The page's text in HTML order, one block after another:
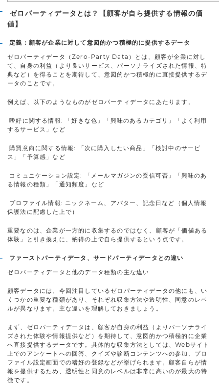
ゼロパーティデータとは？【顧客が自ら提供する情報の価
値】
定義：顧客が企業に対して意図的かつ積極的に提供するデータ
ゼロパーティデータ（Zero-Party Data）とは、顧客が企業に対し
て、自身の利益（より良いサービス、パーソナライズされた情報、特
典など）を得ることを期待して、意図的かつ積極的に直接提供するデ
ータのことです。
例えば、以下のようなものがゼロパーティデータにあたります。
嗜好に関する情報: 「好きな色」「興味のあるカテゴリ」「よく利用
するサービス」など
購買意向に関する情報: 「次に購入したい商品」「検討中のサービ
ス」「予算感」など
コミュニケーション設定: 「メールマガジンの受信可否」「興味のあ
る情報の種類」「通知頻度」など
プロファイル情報: ニックネーム、アバター、記念日など（個人情報
保護法に配慮した上で）
重要なのは、企業が一方的に収集するのではなく、顧客が「価値ある
体験」と引き換えに、納得の上で自ら提供するという点です。
ファーストパーティデータ、サードパーティデータとの違い
ゼロパーティデータと他のデータ種類の主な違い
顧客データには、今回注目しているゼロパーティデータの他にも、い
くつかの重要な種類があり、それぞれ収集方法や透明性、同意のレベ
ルが異なります。主な違いを理解しておきましょう。
まず、ゼロパーティデータは、顧客が自身の利益（よりパーソナライ
ズされた体験や情報提供など）を期待して、意図的かつ積極的に企業
へ直接提供するデータです。具体的な収集方法としては、Webサイト
上でのアンケートへの回答、クイズや診断コンテンツへの参加、プロ
ファイル設定画面での嗜好の登録などが挙げられます。顧客自らが情
報を提供するため、透明性と同意のレベルは非常に高いのが最大の特
徴です。